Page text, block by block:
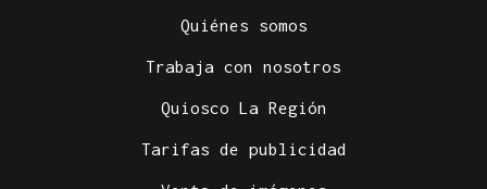
Quiénes somos
Trabaja con nosotros
Quiosco La Región
Tarifas de publicidad